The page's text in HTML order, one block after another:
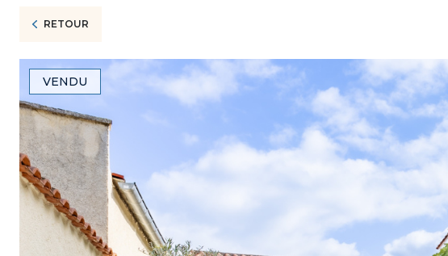
RETOUR
VENDU